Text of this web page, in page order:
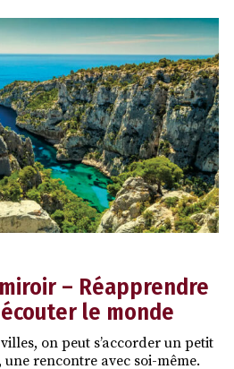
– Réapprendre
le monde
on peut s’accorder un petit
rencontre avec soi-même.